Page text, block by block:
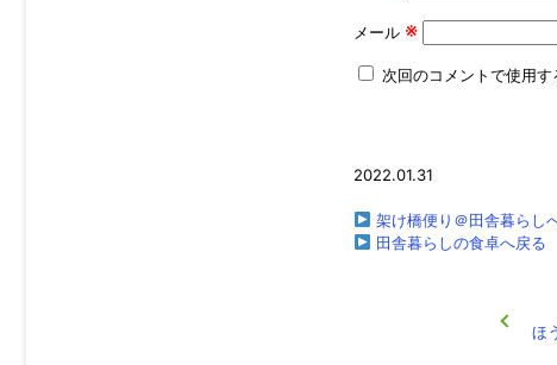
メール ※
次回のコメントで使用す
2022.01.31
架け橋便り＠田舎暮らし
田舎暮らしの食卓へ戻る
ほ